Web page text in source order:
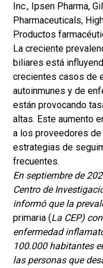
Inc., Ipsen Pharma,
Pharmaceuticals,
Productos
La creciente
biliares está
crecientes casos de
autoinmunes y de
están provocando
altas. Este aumento
a los proveedores
estrategias de
frecuentes.
En septiembre de
Centro de
informó que la
primaria (La CEP)
enfermedad
100.000 habitantes
las personas que